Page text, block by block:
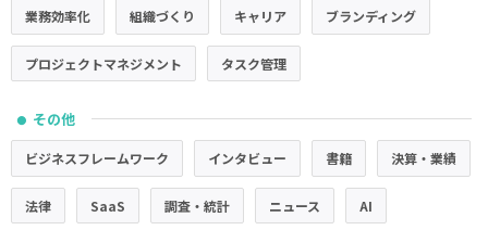
業務効率化 組織づくり キャリア ブランディング
プロジェクトマネジメント タスク管理
● その他
ビジネスフレームワーク インタビュー 書籍 決算・業績
法律 SaaS 調査・統計 ニュース AI